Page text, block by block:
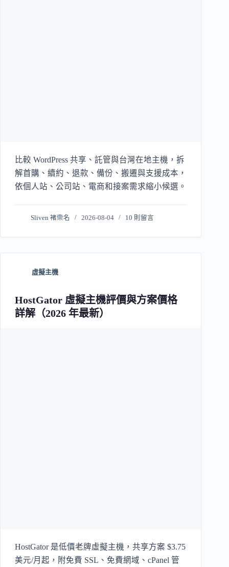
比較 WordPress 共享、託管與台灣在地主機，拆
解首購、續約、退款、備份、搬遷與支援成本，
依個人站、公司站、電商和接案需求縮小候選。
Sliven 褚崇名 2026-08-04 10 則留言
虛擬主機
HostGator 虛擬主機評價與方案價格
詳解（2026 年最新）
HostGator 是低價老牌虛擬主機，共享方案 $3.75
美元/月起，附免費 SSL、免費網域、cPanel 管